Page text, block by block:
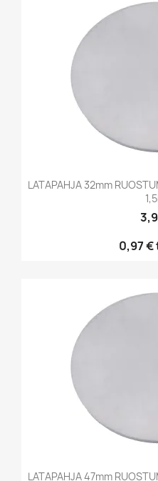
LATAPAHJA 32mm
0,97 €
LATAPAHJA 47mm